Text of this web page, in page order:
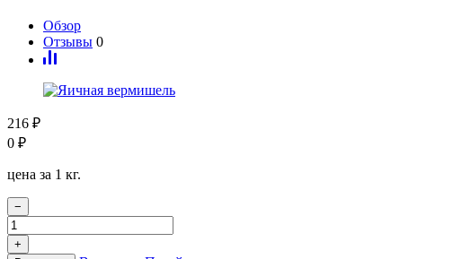
Обзор
Отзывы 0
216 ₽
0 ₽
цена за 1 кг.
−
+